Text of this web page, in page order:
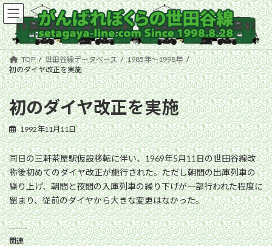
コ
ン
テ
ン
ツ
へ
ス
キ
ッ
プ
ナ
ビ
ゲ
ー
シ
ョ
ン
に
移
動
TOP 世田谷線データベース
1985年〜1998年
初のダイヤ改正を実施
初のダイヤ改正を実施
1992年11月11日
同日の三軒茶屋駅仮設移転に伴い、1969年5月11日の世田谷線改
称後初めてのダイヤ改正が施行された。ただし朝間の出庫列車の
繰り上げ、朝間と夜間の入庫列車の繰り下げが一部行われた程度に
留まり、従前のダイヤから大きな変更はなかった。
関連